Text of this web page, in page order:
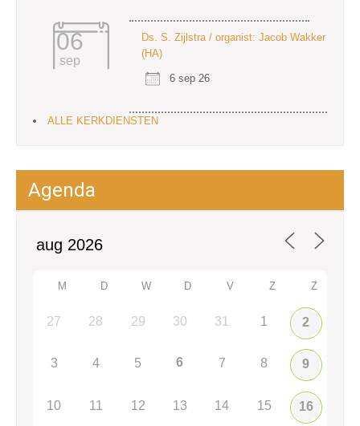
06
sep
Ds. S. Zijlstra / organist: Jacob Wakker
(HA)
6 sep 26
ALLE KERKDIENSTEN
Agenda
M D W D V Z Z
27 28 29 30 31 1 2
3 4 5 6 7 8 9
10 11 12 13 14 15 16